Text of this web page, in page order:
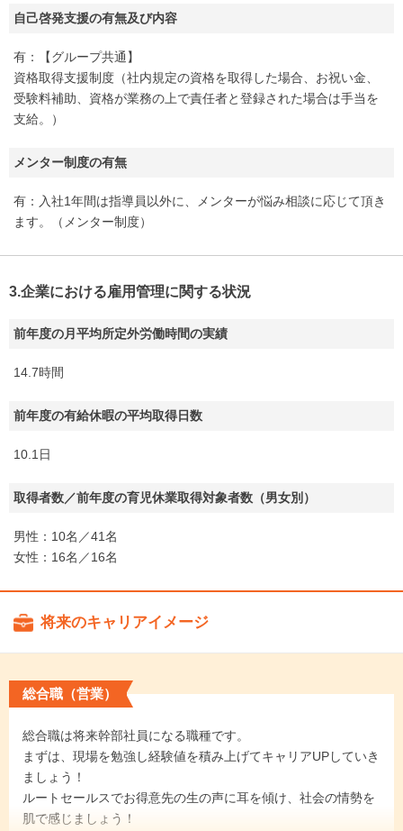
自己啓発支援の有無及び内容
有：【グループ共通】
資格取得支援制度（社内規定の資格を取得した場合、お祝い金、
受験料補助、資格が業務の上で責任者と登録された場合は手当を
支給。）
メンター制度の有無
有：入社1年間は指導員以外に、メンターが悩み相談に応じて頂き
ます。（メンター制度）
3.企業における雇用管理に関する状況
前年度の月平均所定外労働時間の実績
14.7時間
前年度の有給休暇の平均取得日数
10.1日
取得者数／前年度の育児休業取得対象者数（男女別）
男性：10名／41名
女性：16名／16名
将来のキャリアイメージ
総合職（営業）
総合職は将来幹部社員になる職種です。
まずは、現場を勉強し経験値を積み上げてキャリアUPしていき
ましょう！
ルートセールスでお得意先の生の声に耳を傾け、社会の情勢を
肌で感じましょう！